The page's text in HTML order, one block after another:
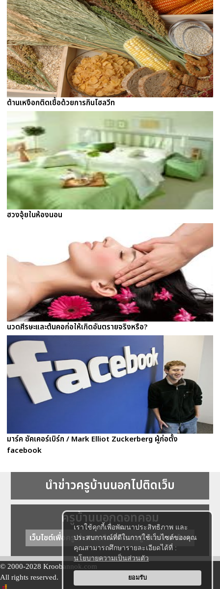
เราใช้คุกกี้เพื่อพัฒนาประสิทธิภาพ และ
ประสบการณ์ที่ดีในการใช้เว็บไซต์ของคุณ
คุณสามารถศึกษารายละเอียดได้ที่ :
นโยบายความเป็นส่วนตัว
ยอมรับ
ต้านเหงือกติดเชื้อด้วยการกินโฮลวีท
ฮวงจุ้ยในห้องนอน
นวดศีรษะและต้นคอก่อให้เกิดอันตรายจริงหรือ?
มาร์ค ซัคเคอร์เบิร์ก / Mark Elliot Zuckerberg ผู้ก่อตั้ง
facebook
นำข่าวครูบ้านนอกไปติดเว็บ
ครูบ้านนอกดอทคอม
เว็บไซต์เพื่อครู ข่าวการศึกษา ความรู้ การศึกษาไทย
© 2000-2028 Kroobannok.com
All rights reserved.